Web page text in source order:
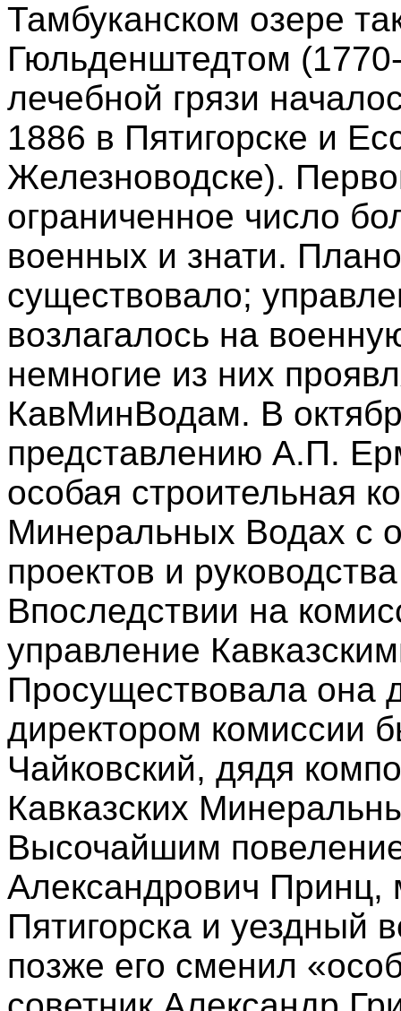
Тамбуканском озере
Гюльденштедтом
лечебной грязи
1886 в Пятигорске и
Железноводске).
ограниченное число
военных и знати.
существовало;
возлагалось на
немногие из них
КавМинВодам. В
представлению А.П.
особая строительная
Минеральных Водах с
проектов и
Впоследствии на
управление
Просуществовала она
директором комиссии
Чайковский, дядя
Кавказских
Высочайшим
Александрович Принц,
Пятигорска и уездный
позже его сменил